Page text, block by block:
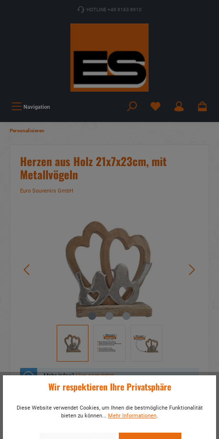
HOTLINE +49 9163 8910
Navigation
Personalisieren
Herzen aus Holz 21x7x23cm, mit
Metallvögeln
Euro Souvenirs GmbH
Mehr Infos?Hier anmelden
Wir respektieren Ihre Privatsphäre
Diese Website verwendet Cookies, um Ihnen die bestmögliche Funktionalität
bieten zu können... Mehr Informationen.